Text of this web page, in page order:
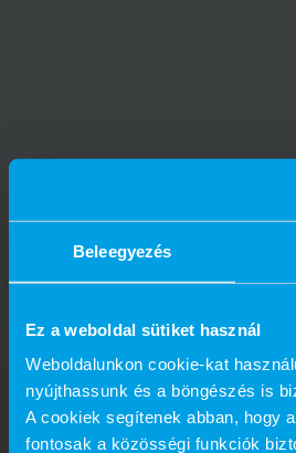
Beleegyezés
Ez a weboldal sütiket használ
Weboldalunkon cookie-kat
nyújthassunk és a böngészés is
A cookiek segítenek abban, hogy
fontosak a közösségi funkciók